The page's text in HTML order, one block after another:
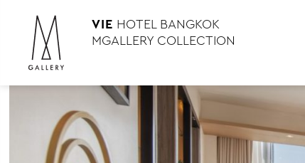
VIE HOTEL BANGKOK
MGALLERY COLLECTION